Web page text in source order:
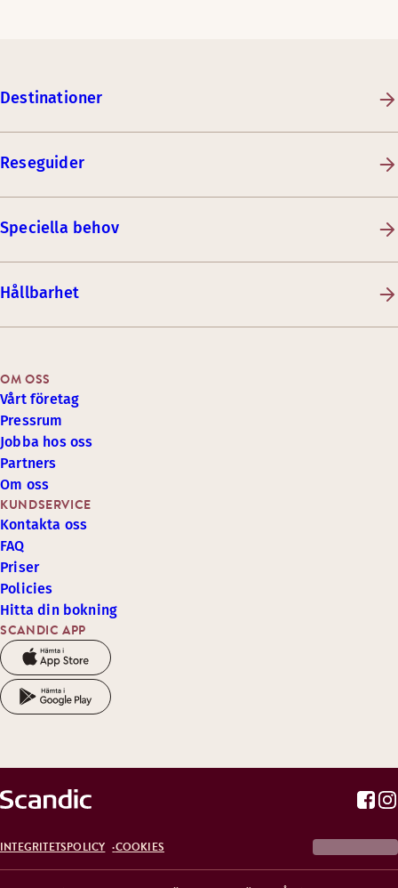
Destinationer
Reseguider
Speciella behov
Hållbarhet
SCANDIC APP
KUNDSERVICE
Kontakta oss
FAQ
Priser
Policies
Hitta din bokning
OM OSS
Vårt företag
Pressrum
Jobba hos oss
Partners
Om oss
INTEGRITETSPOLICY COOKIES